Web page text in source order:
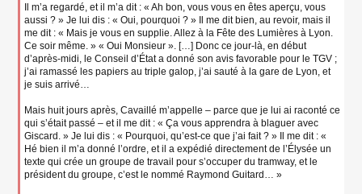
Il m’a regardé, et il m’a dit : « Ah bon, vous vous en êtes aperçu, vous
aussi ? » Je lui dis : « Oui, pourquoi ? » Il me dit bien, au revoir, mais il
me dit : « Mais je vous en supplie. Allez à la Fête des Lumières à Lyon.
Ce soir même. » « Oui Monsieur ». […] Donc ce jour-là, en début
d’après-midi, le Conseil d’État a donné son avis favorable pour le TGV ;
j’ai ramassé les papiers au triple galop, j’ai sauté à la gare de Lyon, et
je suis arrivé…
Mais huit jours après, Cavaillé m’appelle – parce que je lui ai raconté ce
qui s’était passé – et il me dit : « Ça vous apprendra à blaguer avec
Giscard. » Je lui dis : « Pourquoi, qu’est-ce que j’ai fait ? » Il me dit : «
Hé bien il m’a donné l’ordre, et il a expédié directement de l’Élysée un
texte qui crée un groupe de travail pour s’occuper du tramway, et le
président du groupe, c’est le nommé Raymond Guitard… »